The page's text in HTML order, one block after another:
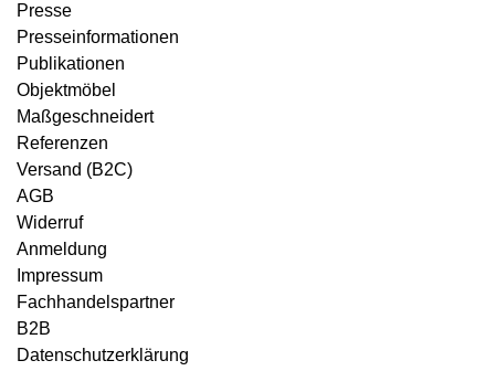
Presse
Presseinformationen
Publikationen
Objektmöbel
Maßgeschneidert
Referenzen
Versand (B2C)
AGB
Widerruf
Anmeldung
Impressum
Fachhandelspartner
B2B
Datenschutzerklärung